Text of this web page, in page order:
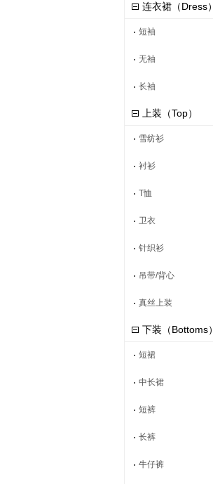
连衣裙（Dress）
短袖
无袖
长袖
上装（Top）
雪纺衫
衬衫
T恤
卫衣
针织衫
吊带/背心
真丝上装
下装（Bottoms）
短裙
中长裙
短裤
长裤
牛仔裤